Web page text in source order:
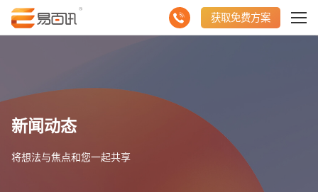
获取免费方案
新闻动态
将想法与焦点和您一起共享